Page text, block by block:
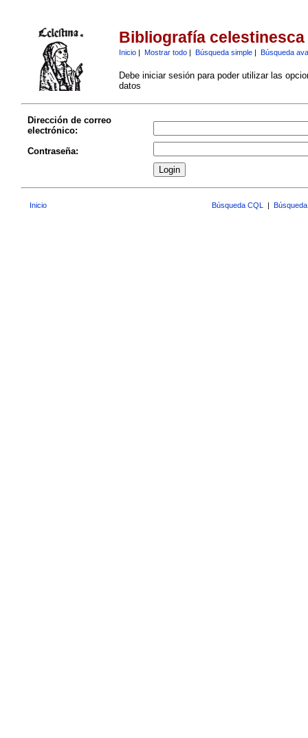
Bibliografía celestinesca
Inicio| Mostrar todo| Búsqueda simple| Búsqueda
Debe iniciar sesión para poder utilizar las
datos
Dirección de correo
electrónico:
Contraseña:
Inicio Búsqueda CQL |